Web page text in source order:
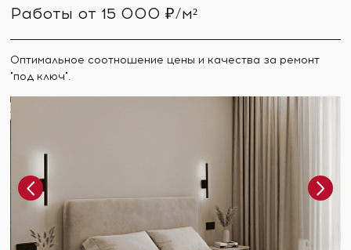
Работы от 15 000 ₽/м²
Оптимальное соотношение цены и качества за ремонт
"под ключ".